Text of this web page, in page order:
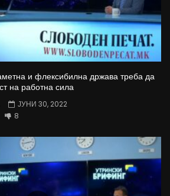
и флексибилна држава треба да
на работна сила
ЈУНИ 30, 2022
8